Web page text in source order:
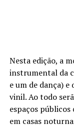
Nesta edição, a
instrumental da
e um de dança) e
vinil. Ao todo
espaços
em casas